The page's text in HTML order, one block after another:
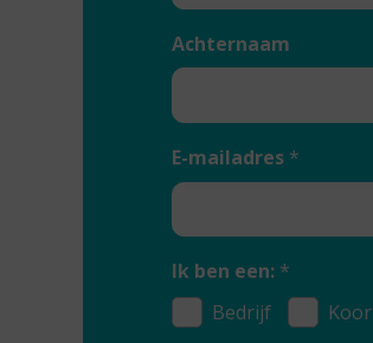
Achternaam
E-mailadres*
Ik ben een:*
Bedrijf
Koor